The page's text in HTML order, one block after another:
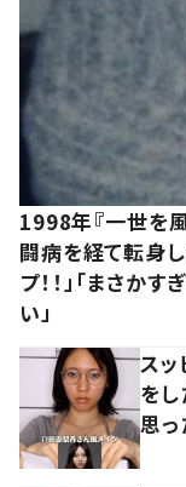
1998年『一世を
闘病を経て転身
プ！！」「まさか
い」
ス
を
思っ